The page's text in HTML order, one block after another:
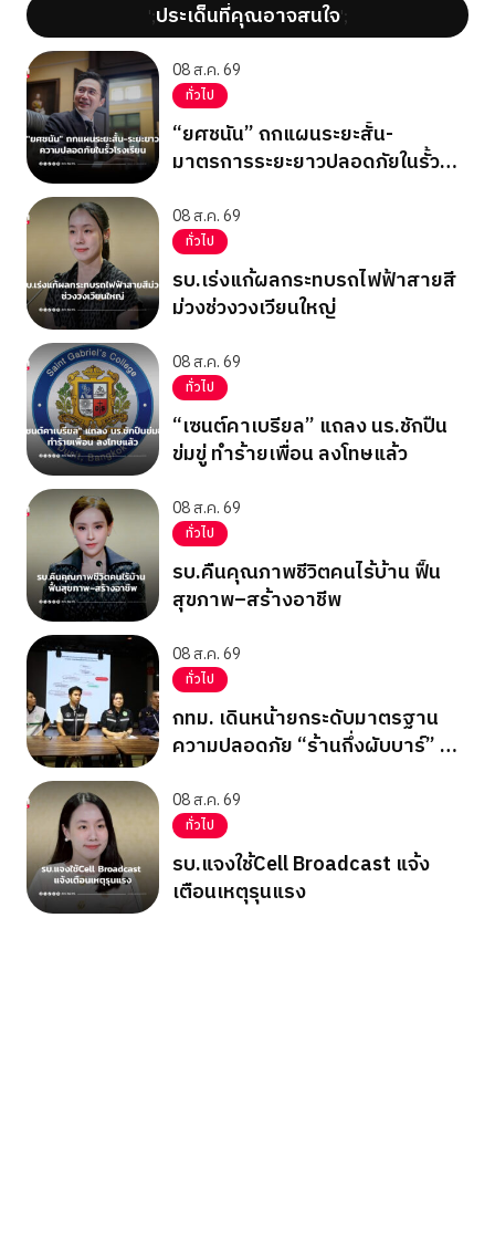
';ประเด็นที่คุณอาจสนใจ';
08 ส.ค. 69
ทั่วไป
“ยศชนัน” ถกแผนระยะสั้น-
มาตรการระยะยาวปลอดภัยในรั้ว
08 ส.ค. 69
ทั่วไป
รบ.เร่งแก้ผลกระทบรถไฟฟ้าสายสี
ม่วงช่วงวงเวียนใหญ่
08 ส.ค. 69
ทั่วไป
“เซนต์คาเบรียล” แถลง นร.ชักปืน
ข่มขู่ ทำร้ายเพื่อน ลงโทษแล้ว
08 ส.ค. 69
ทั่วไป
รบ.คืนคุณภาพชีวิตคนไร้บ้าน ฟื้น
สุขภาพ–สร้างอาชีพ
08 ส.ค. 69
ทั่วไป
กทม. เดินหน้ายกระดับมาตรฐาน
ความปลอดภัย “ร้านกึ่งผับบาร์” ทั่ว
08 ส.ค. 69
ทั่วไป
รบ.แจงใช้Cell Broadcast แจ้ง
เตือนเหตุรุนแรง